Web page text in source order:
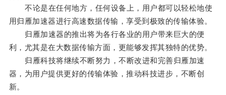
不论是在任何地方，任何设备上，用户都可以轻松地使
用归雁加速器进行高速数据传输，享受到极致的传输体验。
归雁加速器的推出将为各行各业的用户带来巨大的便
利，尤其是在大数据传输方面，更能够发挥其独特的优势。
归雁科技将继续不断努力，不断改进和完善归雁加速
器，为用户提供更好的传输体验，推动科技进步，不断创
新。